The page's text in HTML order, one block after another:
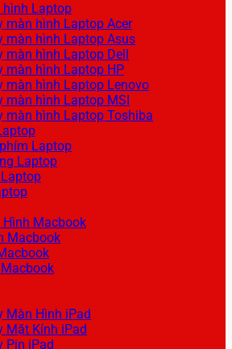
Laptop
màn hình Laptop Acer
màn hình Laptop Asus
màn hình Laptop Dell
màn hình Laptop HP
màn hình Laptop Lenovo
màn hình Laptop MSI
màn hình Laptop Toshiba
Laptop
Laptop
Macbook
Macbook
Màn Hình iPad
Mặt Kính iPad
Pin iPad